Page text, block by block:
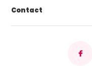
Contact